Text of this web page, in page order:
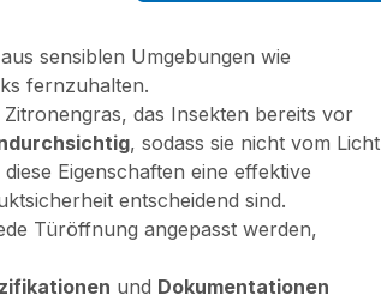
sensiblen Umgebungen wie
fernzuhalten.
das Insekten bereits vor
, sodass sie nicht vom Licht
Eigenschaften eine effektive
entscheidend sind.
Türöffnung angepasst werden,
und Dokumentationen